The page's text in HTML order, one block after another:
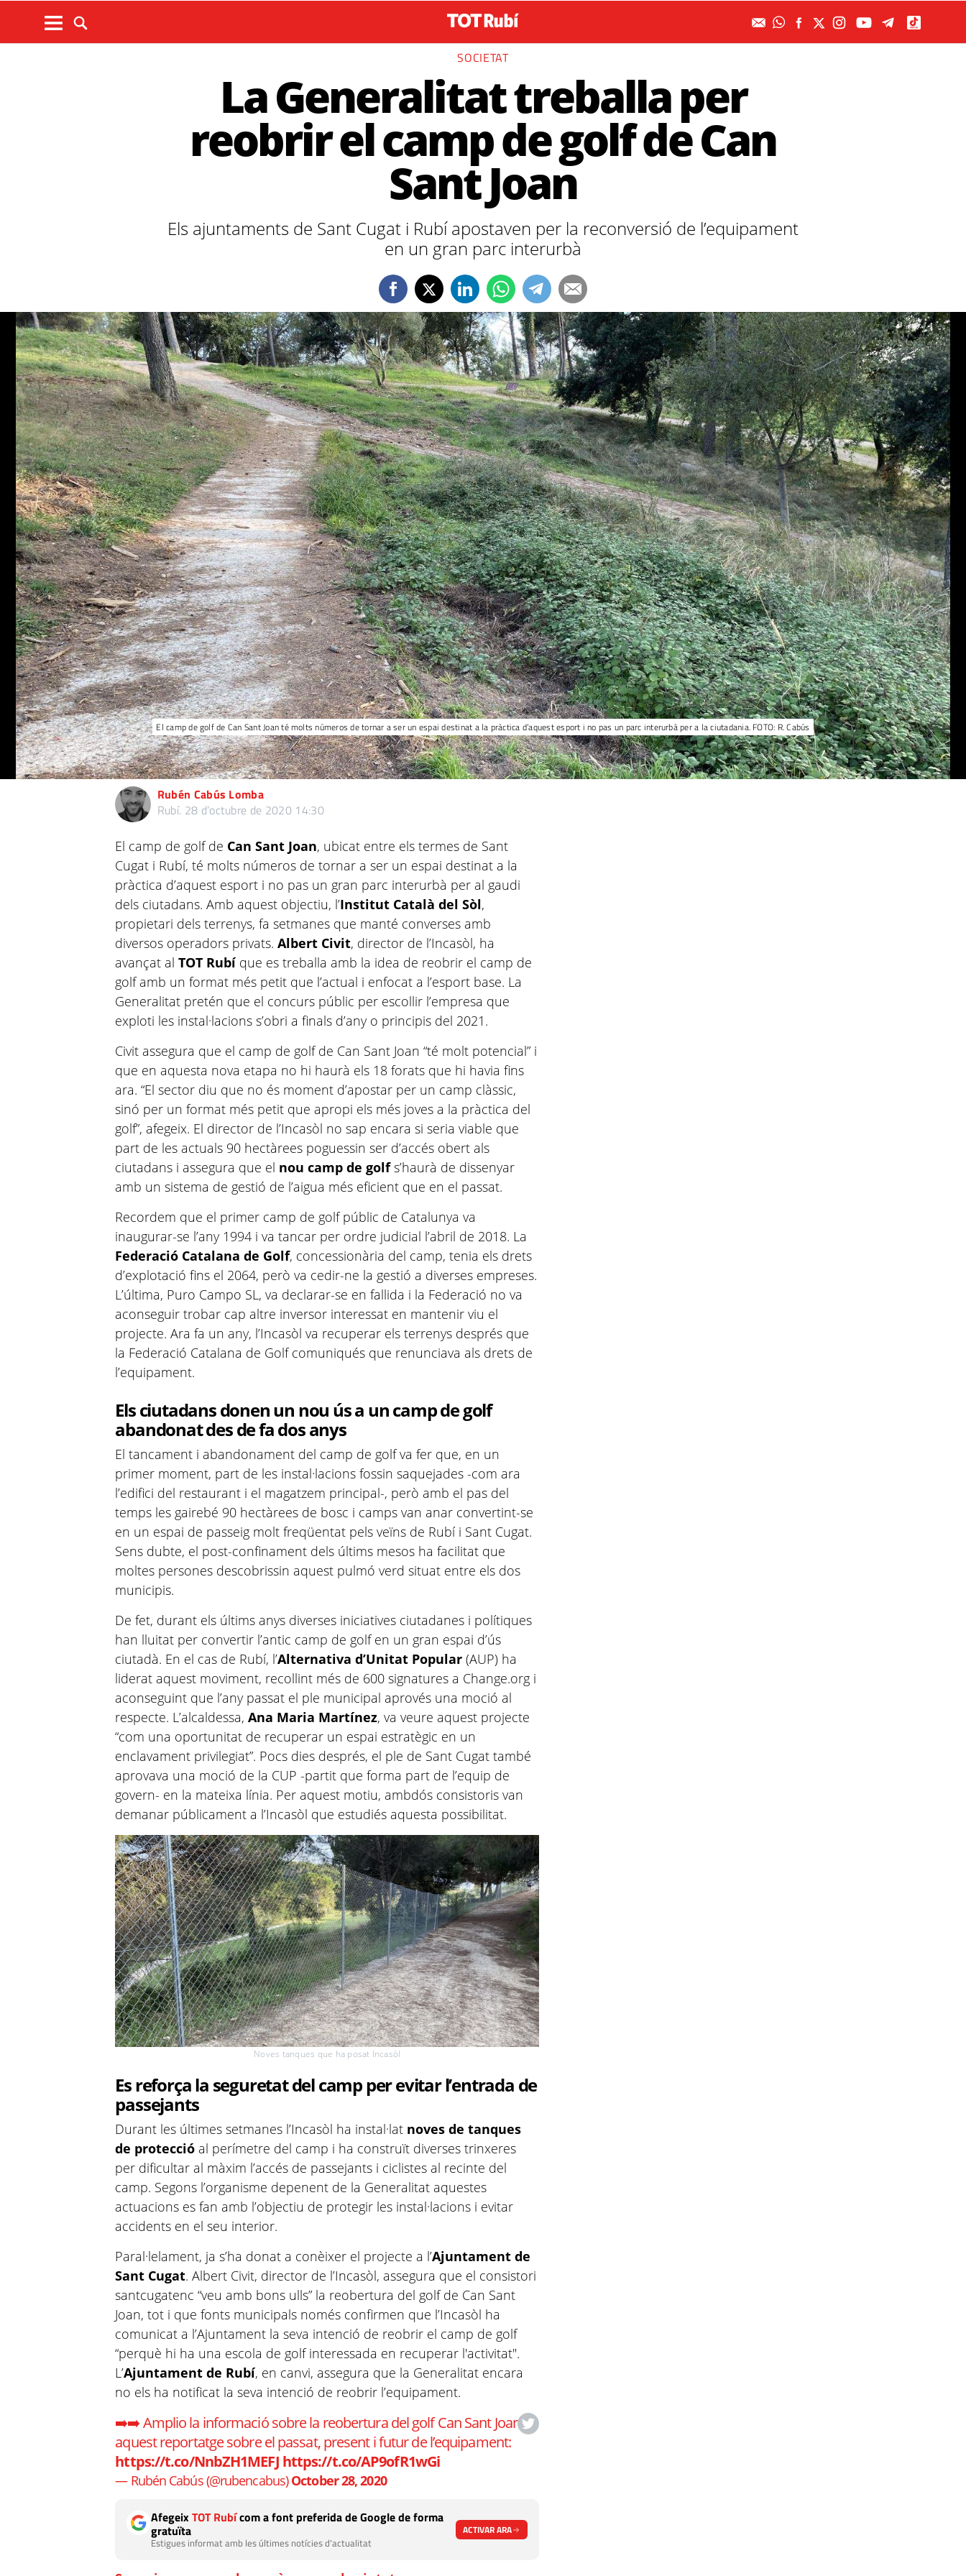
SOCIETAT
La Generalitat treballa per
reobrir el camp de golf de Can
Sant Joan
Els ajuntaments de Sant Cugat i Rubí apostaven per la reconversió de l’equipament
en un gran parc interurbà
El camp de golf de Can Sant Joan té molts números de tornar a ser un espai destinat a la pràctica d’aquest esport i no pas un parc interurbà per a la ciutadania. FOTO: R. Cabús
Rubén Cabús Lomba
Rubí. 28 d’octubre de 2020 14:30
El camp de golf de Can Sant Joan, ubicat entre els termes de Sant
Cugat i Rubí, té molts números de tornar a ser un espai destinat a la
pràctica d’aquest esport i no pas un gran parc interurbà per al gaudi
dels ciutadans. Amb aquest objectiu, l’Institut Català del Sòl,
propietari dels terrenys, fa setmanes que manté converses amb
diversos operadors privats.Albert Civit, director de l’Incasòl, ha
avançat al TOT Rubíque es treballa amb la idea de reobrir el camp de
golf amb un format més petit que l’actual i enfocat a l’esport base. La
Generalitat pretén que el concurs públic per escollir l’empresa que
exploti les instal·lacions s’obri a finals d’any o principis del 2021.
Civit assegura que el camp de golf de Can Sant Joan “té molt potencial” i
que en aquesta nova etapa no hi haurà els 18 forats que hi havia fins
ara. “El sector diu que no és moment d’apostar per un camp clàssic,
sinó per un format més petit que apropi els més joves a la pràctica del
golf”, afegeix. El director de l’Incasòl no sap encara si seria viable que
part de les actuals 90 hectàrees poguessin ser d’accés obert als
ciutadans i assegura que el nou camp de golfs’haurà de dissenyar
amb un sistema de gestió de l’aigua més eficient que en el passat.
Recordem que el primer camp de golf públic de Catalunya va
inaugurar-se l’any 1994 i va tancar per ordre judicial l’abril de 2018. La
Federació Catalana de Golf, concessionària del camp, tenia els drets
d’explotació fins el 2064, però va cedir-ne la gestió a diverses empreses.
L’última, Puro Campo SL, va declarar-se en fallida i la Federació no va
aconseguir trobar cap altre inversor interessat en mantenir viu el
projecte. Ara fa un any, l’Incasòl va recuperar els terrenys després que
la Federació Catalana de Golf comuniqués que renunciava als drets de
l’equipament.
Els ciutadans donen un nou ús a un camp de golf
abandonat des de fa dos anys
El tancament i abandonament del camp de golf va fer que, en un
primer moment, part de les instal·lacions fossin saquejades -com ara
l’edifici del restaurant i el magatzem principal-, però amb el pas del
temps les gairebé 90 hectàrees de bosc i camps van anar convertint-se
en un espai de passeig molt freqüentat pels veïns de Rubí i Sant Cugat.
Sens dubte, el post-confinament dels últims mesos ha facilitat que
moltes persones descobrissin aquest pulmó verd situat entre els dos
municipis.
De fet, durant els últims anys diverses iniciatives ciutadanes i polítiques
han lluitat per convertir l’antic camp de golf en un gran espai d’ús
ciutadà. En el cas de Rubí, l’Alternativa d’Unitat Popular(AUP) ha
liderat aquest moviment, recollint més de 600 signatures a Change.org i
aconseguint que l’any passat el ple municipal aprovés una moció al
respecte. L’alcaldessa,Ana Maria Martínez, va veure aquest projecte
“com una oportunitat de recuperar un espai estratègic en un
enclavament privilegiat”. Pocs dies després, el ple de Sant Cugat també
aprovava una moció de la CUP -partit que forma part de l’equip de
govern- en la mateixa línia. Per aquest motiu, ambdós consistoris van
demanar públicament a l’Incasòl que estudiés aquesta possibilitat.
Noves tanques que ha posat Incasòl
Es reforça la seguretat del camp per evitar l’entrada de
passejants
Durant les últimes setmanes l’Incasòl ha instal·lat noves de tanques
de protecció al perímetre del camp i ha construït diverses trinxeres
per dificultar al màxim l’accés de passejants i ciclistes al recinte del
camp. Segons l’organisme depenent de la Generalitat aquestes
actuacions es fan amb l’objectiu de protegir les instal·lacions i evitar
accidents en el seu interior.
Paral·lelament, ja s’ha donat a conèixer el projecte a l’Ajuntament de
Sant Cugat. Albert Civit, director de l’Incasòl, assegura que el consistori
santcugatenc “veu amb bons ulls” la reobertura del golf de Can Sant
Joan, tot i que fonts municipals només confirmen que l’Incasòl ha
comunicat a l’Ajuntament la seva intenció de reobrir el camp de golf
“perquè hi ha una escola de golf interessada en recuperar l'activitat".
L’Ajuntament de Rubí, en canvi, assegura que la Generalitat encara
no els ha notificat la seva intenció de reobrir l’equipament.
➡️➡️ Amplio la informació sobre la reobertura del golf Can Sant Joan en
aquest reportatge sobre el passat, present i futur de l’equipament:
https://t.co/NnbZH1MEFJ https://t.co/AP9ofR1wGi
— Rubén Cabús (@rubencabus)October 28, 2020
AfegeixTOT Rubícom a font preferida de Google de forma
gratuïta
Estigues informat amb les últimes notícies d'actualitat
ACTIVAR ARA